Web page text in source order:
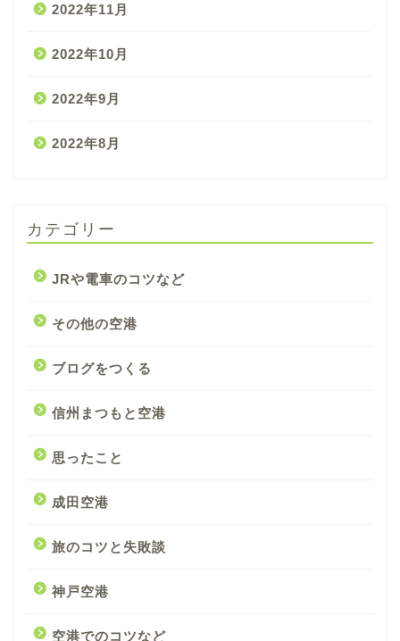
2022年11月
2022年10月
2022年9月
2022年8月
カテゴリー
JRや電車のコツなど
その他の空港
ブログをつくる
信州まつもと空港
思ったこと
成田空港
旅のコツと失敗談
神戸空港
空港でのコツなど